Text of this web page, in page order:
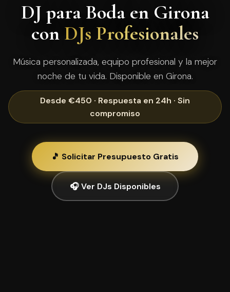
DJ para Boda en Girona
con DJs Profesionales
Música personalizada, equipo profesional y la mejor
noche de tu vida. Disponible en Girona.
Desde €450 · Respuesta en 24h · Sin
compromiso
🎵 Solicitar Presupuesto Gratis
🎧 Ver DJs Disponibles